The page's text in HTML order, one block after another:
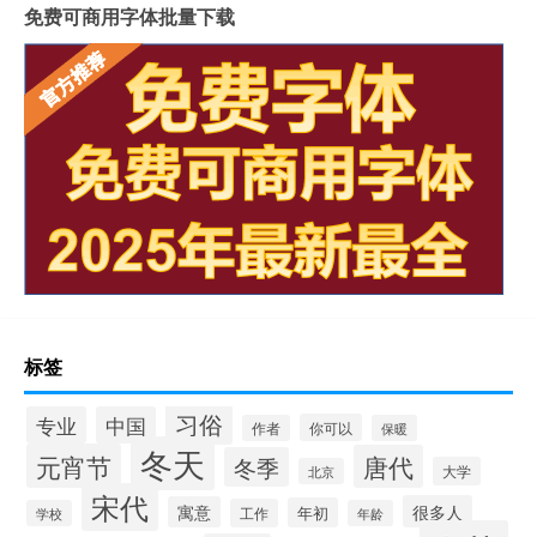
免费可商用字体批量下载
标签
专业 中国 习俗 作者 你可以 保暖
元宵节 冬天 冬季 北京 唐代 大学
学校 宋代 寓意 工作 年初 年龄 很多人